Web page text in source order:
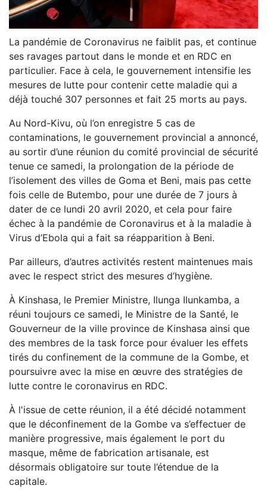
La pandémie de Coronavirus ne faiblit pas, et continue
ses ravages partout dans le monde et en RDC en
particulier. Face à cela, le gouvernement intensifie les
mesures de lutte pour contenir cette maladie qui a
déjà touché 307 personnes et fait 25 morts au pays.
Au Nord-Kivu, où l’on enregistre 5 cas de
contaminations, le gouvernement provincial a annoncé,
au sortir d’une réunion du comité provincial de sécurité
tenue ce samedi, la prolongation de la période de
l’isolement des villes de Goma et Beni, mais pas cette
fois celle de Butembo, pour une durée de 7 jours à
dater de ce lundi 20 avril 2020, et cela pour faire
échec à la pandémie de Coronavirus et à la maladie à
Virus d’Ebola qui a fait sa réapparition à Beni.
Par ailleurs, d’autres activités restent maintenues mais
avec le respect strict des mesures d’hygiène.
À Kinshasa, le Premier Ministre, Ilunga Ilunkamba, a
réuni toujours ce samedi, le Ministre de la Santé, le
Gouverneur de la ville province de Kinshasa ainsi que
des membres de la task force pour évaluer les effets
tirés du confinement de la commune de la Gombe, et
poursuivre avec la mise en œuvre des stratégies de
lutte contre le coronavirus en RDC.
À l'issue de cette réunion, il a été décidé notamment
que le déconfinement de la Gombe va s’effectuer de
manière progressive, mais également le port du
masque, même de fabrication artisanale, est
désormais obligatoire sur toute l’étendue de la
capitale.